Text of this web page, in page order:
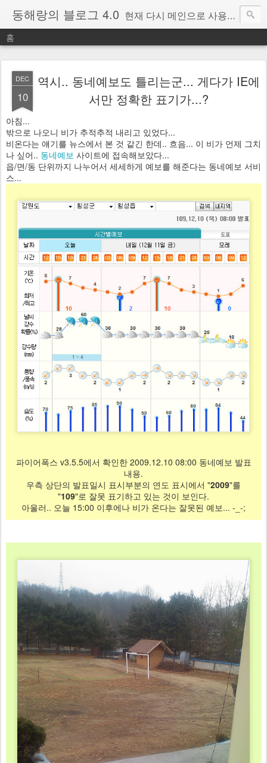
동해랑의 블로그 4.0 현재 다시 메인으로 사용중인 블로그.
홈
DEC
10
역시.. 동네예보도 틀리는군... 게다가 IE에
서만 정확한 표기가...?
아침...
밖으로 나오니 비가 추적추적 내리고 있었다...
비온다는 얘기를 뉴스에서 본 것 같긴 한데.. 흐음... 이 비가 언제 그치
나 싶어.. 동네예보 사이트에 접속해보았다...
읍/면/동 단위까지 나누어서 세세하게 예보를 해준다는 동네예보 서비
스...
파이어폭스 v3.5.5에서 확인한 2009.12.10 08:00 동네예보 발표
내용.
우측 상단의 발표일시 표시부분의 연도 표시에서 "2009"를
"109"로 잘못 표기하고 있는 것이 보인다.
아울러.. 오늘 15:00 이후에나 비가 온다는 잘못된 예보... -_-;